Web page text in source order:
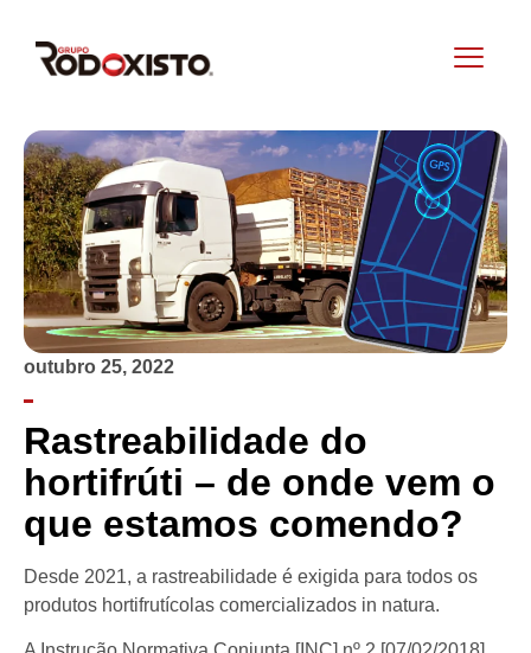
outubro 25, 2022
Rastreabilidade do
hortifrúti – de onde vem o
que estamos comendo?
Desde 2021, a rastreabilidade é exigida para todos os
produtos hortifrutícolas comercializados in natura.